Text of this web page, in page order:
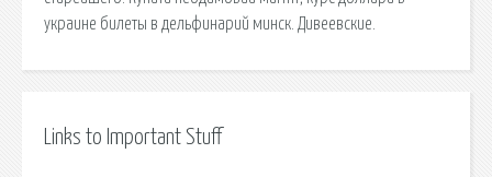
украине билеты в дельфинарий минск. Дивеевские.
Links to Important Stuff